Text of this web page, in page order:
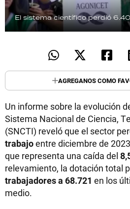
El sistema científico perdió
AGREGANOS COMO
Un informe sobre la evolución
Sistema Nacional de Ciencia,
(SNCTI) reveló que el sector
trabajoentre diciembre de
que representa una caída del
relevamiento, la dotación total
trabajadores a 68.721 en los
medio.